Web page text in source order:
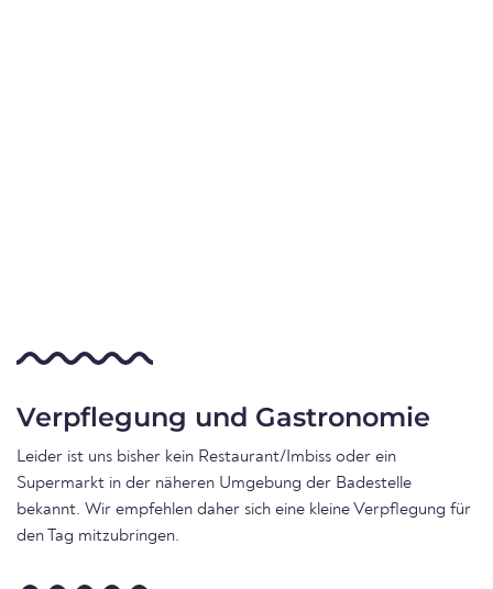
Verpflegung und Gastronomie
Leider ist uns bisher kein Restaurant/Imbiss oder ein
Supermarkt in der näheren Umgebung der Badestelle
bekannt. Wir empfehlen daher sich eine kleine Verpflegung für
den Tag mitzubringen.